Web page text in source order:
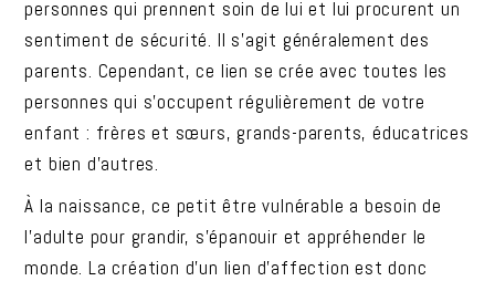
personnes qui prennent soin de lui et lui procurent un
sentiment de sécurité. Il s’agit généralement des
parents. Cependant, ce lien se crée avec toutes les
personnes qui s’occupent régulièrement de votre
enfant : frères et sœurs, grands-parents, éducatrices
et bien d’autres.
À la naissance, ce petit être vulnérable a besoin de
l’adulte pour grandir, s’épanouir et appréhender le
monde. La création d’un lien d’affection est donc